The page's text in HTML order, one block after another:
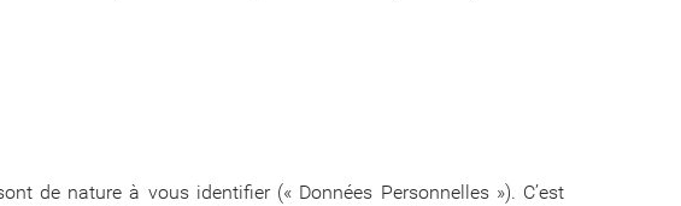
de nature à vous identifier (« Données Personnelles »). C’est